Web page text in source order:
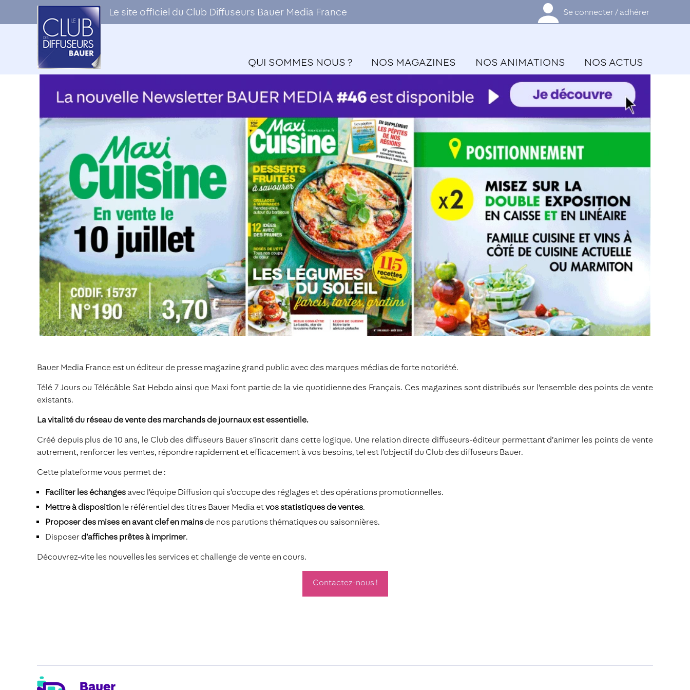
Le site officiel du Club Diffuseurs Bauer Media France Se connecter / adhérer
QUI SOMMES NOUS ? NOS MAGAZINES NOS ANIMATIONS NOS ACTUS
Bauer Media France est un éditeur de presse magazine grand public avec des marques médias de forte notoriété.
Télé 7 Jours ou Télécâble Sat Hebdo ainsi que Maxi font partie de la vie quotidienne des Français. Ces magazines sont distribués sur l'ensemble des points de vente
existants.
La vitalité du réseau de vente des marchands de journaux est essentielle.
Créé depuis plus de 10 ans, le Club des diffuseurs Bauer s’inscrit dans cette logique. Une relation directe diffuseurs-éditeur permettant d’animer les points de vente
autrement, renforcer les ventes, répondre rapidement et efficacement à vos besoins, tel est l’objectif du Club des diffuseurs Bauer.
Cette plateforme vous permet de :
Faciliter les échanges avec l’équipe Diffusion qui s’occupe des réglages et des opérations promotionnelles.
Mettre à disposition le référentiel des titres Bauer Media etvos statistiques de ventes.
Proposer des mises en avant clef en mainsde nos parutions thématiques ou saisonnières.
Disposerd’affiches prêtes à imprimer.
Découvrez-vite les nouvelles les services et challenge de vente en cours.
Contactez-nous !